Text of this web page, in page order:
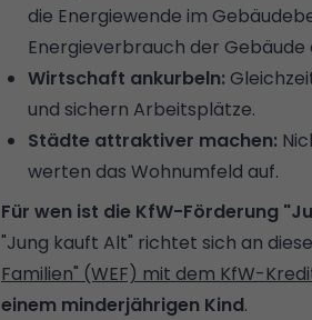
die Energiewende im
Energieverbrauch der
Wirtschaft ankurbeln:
und sichern Arbeitsplätze.
Städte attraktiver machen:
werten das Wohnumfeld auf.
Für wen ist die KfW-Förderung
"Jung kauft Alt" richtet sich an
Familien" (WEF) mit dem KfW-
einem minderjährigen Kind.